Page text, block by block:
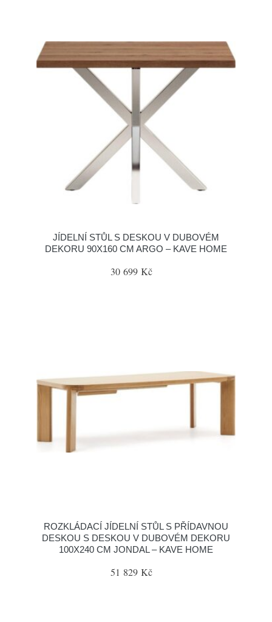
JÍDELNÍ STŮL S DESKOU V DUBOVÉM
DEKORU 90X160 CM ARGO – KAVE HOME
30 699 Kč
ROZKLÁDACÍ JÍDELNÍ STŮL S PŘÍDAVNOU
DESKOU S DESKOU V DUBOVÉM DEKORU
100X240 CM JONDAL – KAVE HOME
51 829 Kč